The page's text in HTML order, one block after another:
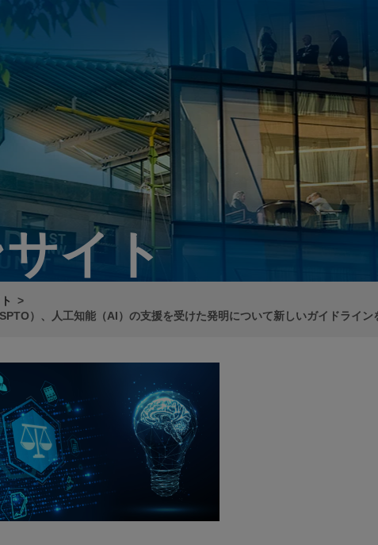
イト
）、人工知能（AI）の支援を受けた発明について新しいガイドライン